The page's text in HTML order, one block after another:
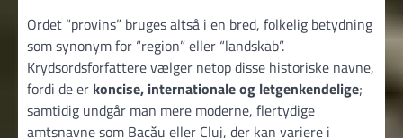
Ordet “provins” bruges altså i en bred, folkelig betydning
som synonym for “region” eller “landskab”.
Krydsordsforfattere vælger netop disse historiske navne,
fordi de er koncise, internationale og letgenkendelige;
samtidig undgår man mere moderne, flertydige
amtsnavne som Bacău eller Cluj, der kan variere i